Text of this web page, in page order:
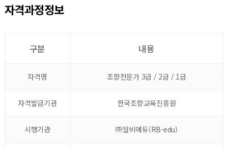
자격과정정보
구분 내용
자격명 조향전문가 3급 / 2급 / 1급
자격발급기관 한국조향교육진흥원
시행기관 ㈜알비에듀(RB-edu)